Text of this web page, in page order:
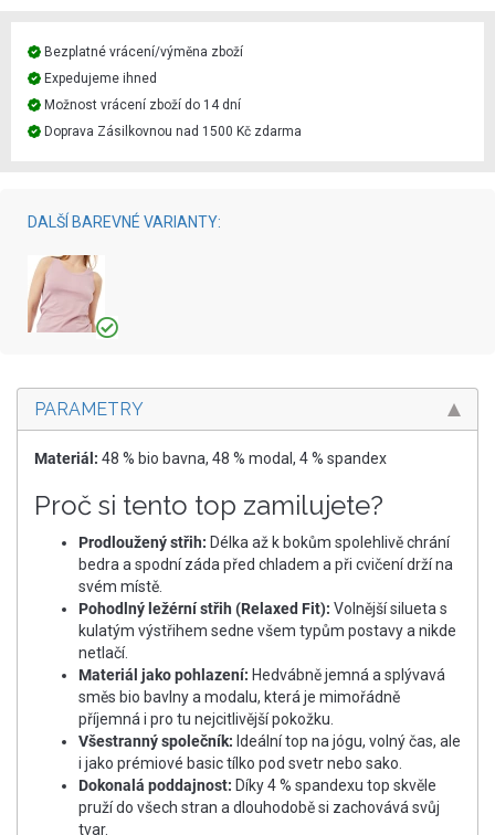
Bezplatné vrácení/výměna zboží
Expedujeme ihned
Možnost vrácení zboží do 14 dní
Doprava Zásilkovnou nad 1500 Kč zdarma
DALŠÍ BAREVNÉ VARIANTY:
PARAMETRY
Materiál: 48 % bio bavna, 48 % modal, 4 % spandex
Proč si tento top zamilujete?
Prodloužený střih: Délka až k bokům spolehlivě chrání
bedra a spodní záda před chladem a při cvičení drží na
svém místě.
Pohodlný ležérní střih (Relaxed Fit): Volnější silueta s
kulatým výstřihem sedne všem typům postavy a nikde
netlačí.
Materiál jako pohlazení: Hedvábně jemná a splývavá
směs bio bavlny a modalu, která je mimořádně
příjemná i pro tu nejcitlivější pokožku.
Všestranný společník: Ideální top na jógu, volný čas, ale
i jako prémiové basic tílko pod svetr nebo sako.
Dokonalá poddajnost: Díky 4 % spandexu top skvěle
pruží do všech stran a dlouhodobě si zachovává svůj
tvar.